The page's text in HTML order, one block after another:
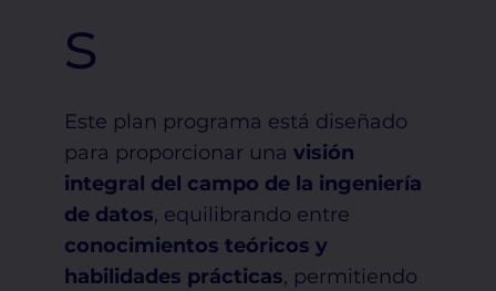
s
Este plan programa está diseñado
para proporcionar unavisión
integral del campo de la ingeniería
de datos, equilibrando entre
conocimientos teóricos y
habilidades prácticas, permitiendo